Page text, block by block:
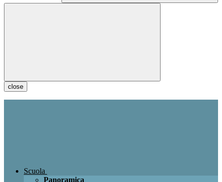
close
Scuola
Panoramica